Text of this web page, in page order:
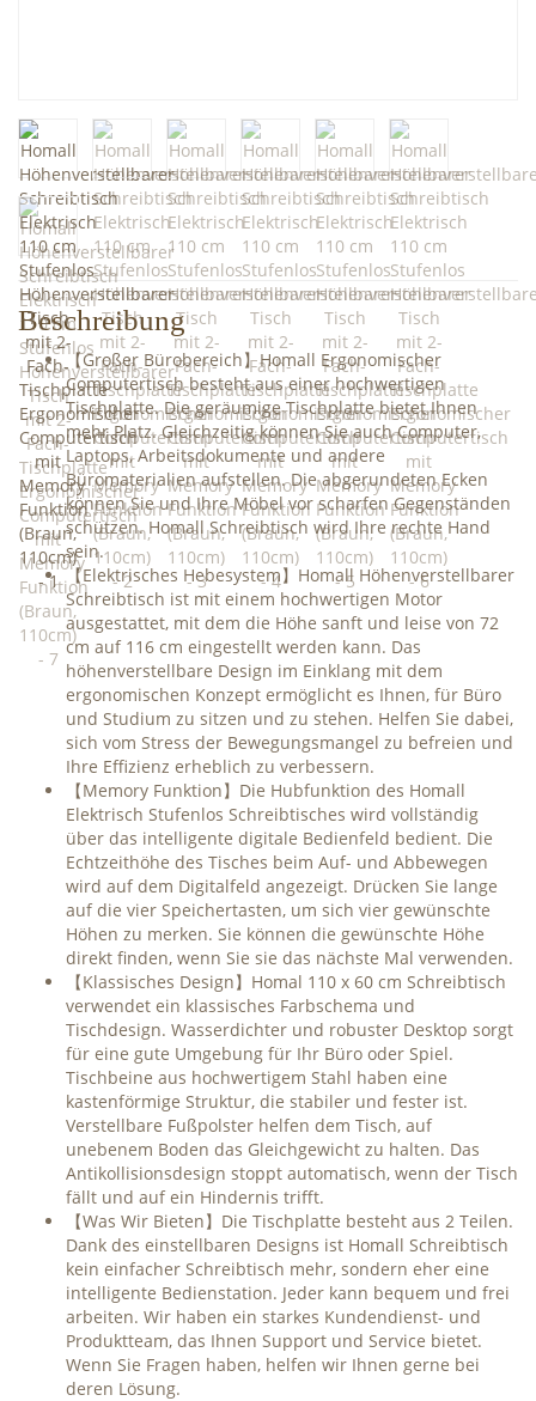
Beschreibung
【Großer Bürobereich】Homall Ergonomischer
Computertisch besteht aus einer hochwertigen
Tischplatte. Die geräumige Tischplatte bietet Ihnen
mehr Platz. Gleichzeitig können Sie auch Computer,
Laptops, Arbeitsdokumente und andere
Büromaterialien aufstellen. Die abgerundeten Ecken
können Sie und Ihre Möbel vor scharfen Gegenständen
schützen. Homall Schreibtisch wird Ihre rechte Hand
sein.
【Elektrisches Hebesystem】Homall Höhenverstellbarer
Schreibtisch ist mit einem hochwertigen Motor
ausgestattet, mit dem die Höhe sanft und leise von 72
cm auf 116 cm eingestellt werden kann. Das
höhenverstellbare Design im Einklang mit dem
ergonomischen Konzept ermöglicht es Ihnen, für Büro
und Studium zu sitzen und zu stehen. Helfen Sie dabei,
sich vom Stress der Bewegungsmangel zu befreien und
Ihre Effizienz erheblich zu verbessern.
【Memory Funktion】Die Hubfunktion des Homall
Elektrisch Stufenlos Schreibtisches wird vollständig
über das intelligente digitale Bedienfeld bedient. Die
Echtzeithöhe des Tisches beim Auf- und Abbewegen
wird auf dem Digitalfeld angezeigt. Drücken Sie lange
auf die vier Speichertasten, um sich vier gewünschte
Höhen zu merken. Sie können die gewünschte Höhe
direkt finden, wenn Sie sie das nächste Mal verwenden.
【Klassisches Design】Homal 110 x 60 cm Schreibtisch
verwendet ein klassisches Farbschema und
Tischdesign. Wasserdichter und robuster Desktop sorgt
für eine gute Umgebung für Ihr Büro oder Spiel.
Tischbeine aus hochwertigem Stahl haben eine
kastenförmige Struktur, die stabiler und fester ist.
Verstellbare Fußpolster helfen dem Tisch, auf
unebenem Boden das Gleichgewicht zu halten. Das
Antikollisionsdesign stoppt automatisch, wenn der Tisch
fällt und auf ein Hindernis trifft.
【Was Wir Bieten】Die Tischplatte besteht aus 2 Teilen.
Dank des einstellbaren Designs ist Homall Schreibtisch
kein einfacher Schreibtisch mehr, sondern eher eine
intelligente Bedienstation. Jeder kann bequem und frei
arbeiten. Wir haben ein starkes Kundendienst- und
Produktteam, das Ihnen Support und Service bietet.
Wenn Sie Fragen haben, helfen wir Ihnen gerne bei
deren Lösung.